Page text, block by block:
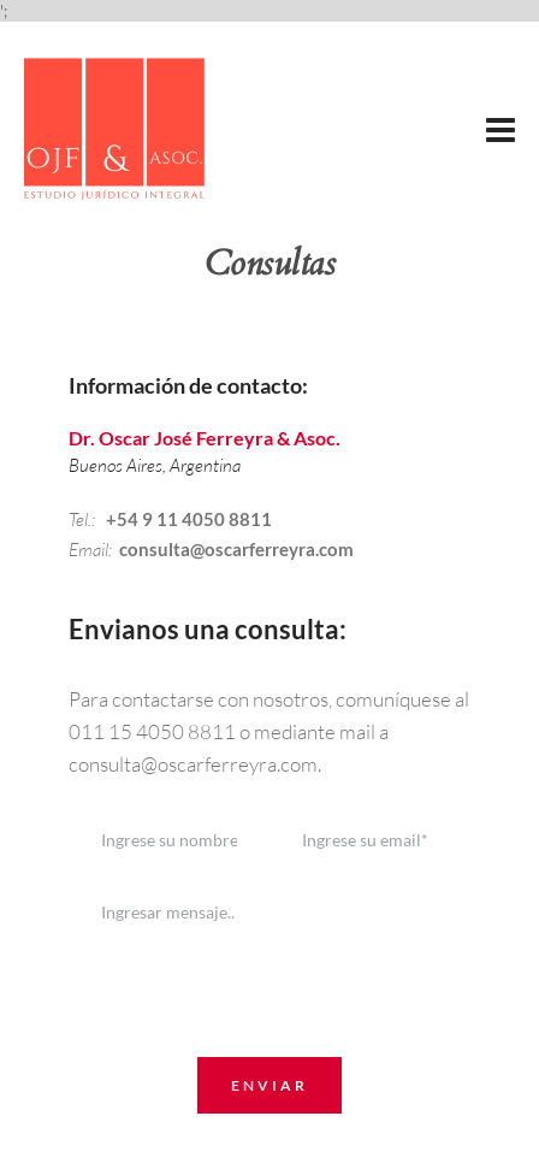
';
Consultas
Información de contacto:
Dr. Oscar José Ferreyra & Asoc.
Buenos Aires, Argentina
Tel.: +54 9 11 4050 8811
Email: consulta@oscarferreyra.com
Envianos una consulta:
Para contactarse con nosotros, comuníquese al
011 15 4050 8811 o mediante mail a
consulta@oscarferreyra.com.
ENVIAR